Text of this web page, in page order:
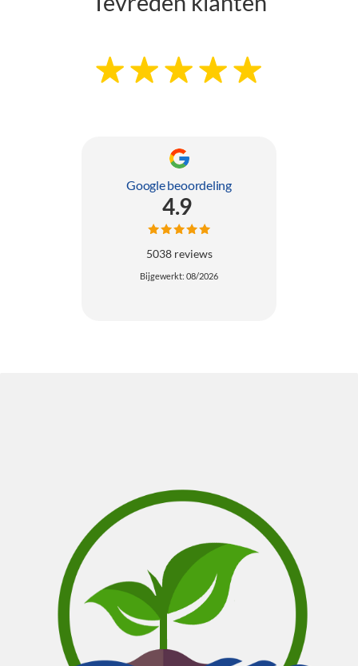
Google beoordeling
4.9
5038 reviews
Bijgewerkt: 08/2026